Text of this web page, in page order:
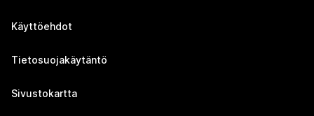
Käyttöehdot
Tietosuojakäytäntö
Sivustokartta